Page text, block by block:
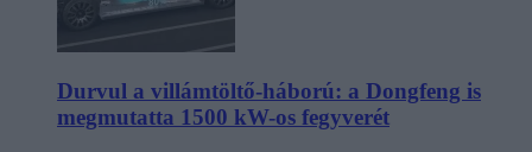
Durvul a villámtöltő-háború: a Dongfeng is
megmutatta 1500 kW-os fegyverét